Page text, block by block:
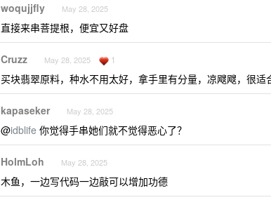
woqujjfly May 28, 2025
直接来串菩提根，便宜又好盘
Cruzz May 28, 2025 1
买块翡翠原料，种水不用太好，拿手里有分量，凉飕飕，很适
kapaseker May 28, 2025
@idblife 你觉得手串她们就不觉得恶心了？
HolmLoh May 28, 2025
木鱼，一边写代码一边敲可以增加功德